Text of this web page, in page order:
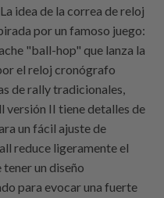
idea de la correa de reloj
por un famoso juego:
"ball-hop" que lanza la
el reloj cronógrafo
de rally tradicionales,
versión II tiene detalles de
un fácil ajuste de
reduce ligeramente el
un diseño
para evocar una fuerte